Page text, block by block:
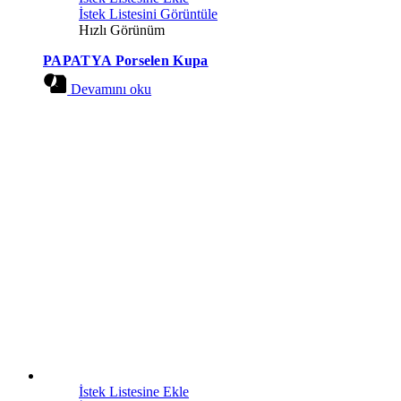
İstek Listesini Görüntüle
Hızlı Görünüm
PAPATYA Porselen Kupa
Devamını oku
İstek Listesine Ekle